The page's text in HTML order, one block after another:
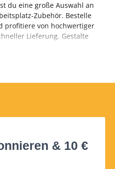
du eine große Auswahl an
Zubehör. Bestelle
profitiere von hochwertiger
Lieferung. Gestalte
mit unserem vielfältigen